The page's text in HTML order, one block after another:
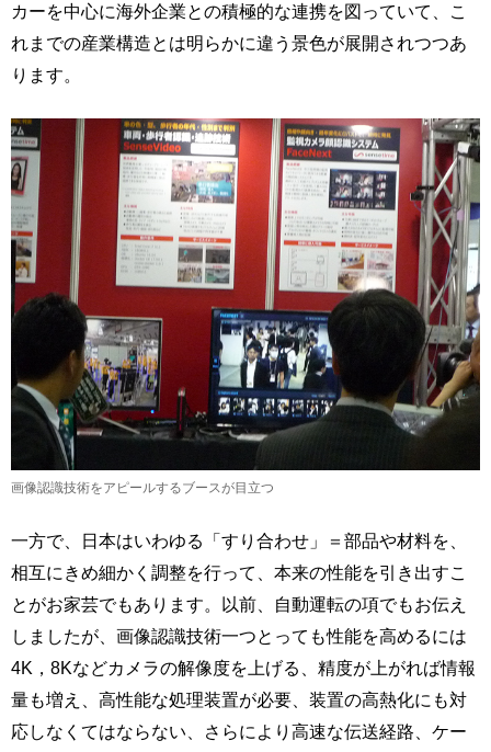
カーを中心に海外企業との積極的な連携を図っていて、こ
れまでの産業構造とは明らかに違う景色が展開されつつあ
ります。
画像認識技術をアピールするブースが目立つ
一方で、日本はいわゆる「すり合わせ」＝部品や材料を、
相互にきめ細かく調整を行って、本来の性能を引き出すこ
とがお家芸でもあります。以前、自動運転の項でもお伝え
しましたが、画像認識技術一つとっても性能を高めるには
4K，8Kなどカメラの解像度を上げる、精度が上がれば情報
量も増え、高性能な処理装置が必要、装置の高熱化にも対
応しなくてはならない、さらにより高速な伝送経路、ケー